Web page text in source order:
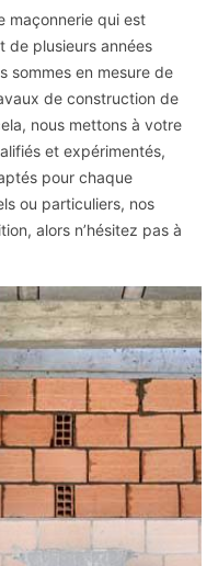
maçonnerie qui est
de plusieurs années
sommes en mesure de
de construction de
nous mettons à votre
et expérimentés,
pour chaque
ou particuliers, nos
alors n’hésitez pas à